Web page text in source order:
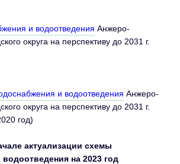
и водоотведения Анжеро-
округа на перспективу до 2031 г.
и водоотведения Анжеро-
округа на перспективу до 2031 г.
год)
актуализации схемы
на 2023 год